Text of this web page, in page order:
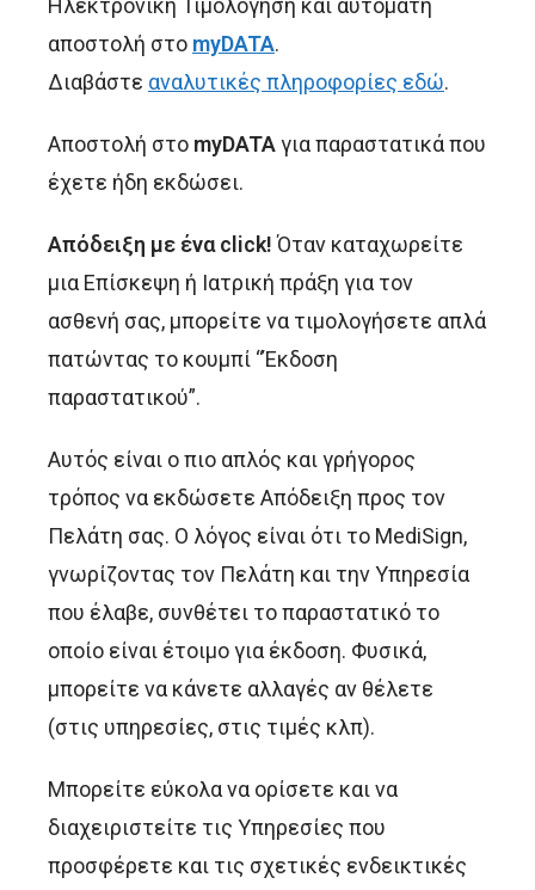
Ηλεκτρονική Τιμολόγηση και αυτόματη
αποστολή στο myDATA.
Διαβάστε αναλυτικές πληροφορίες εδώ.
Αποστολή στο myDATAγια παραστατικά που
έχετε ήδη εκδώσει.
Απόδειξη με ένα click!Όταν καταχωρείτε
μια Επίσκεψη ή Ιατρική πράξη για τον
ασθενή σας, μπορείτε να τιμολογήσετε απλά
πατώντας το κουμπί “Έκδοση
παραστατικού”.
Αυτός είναι ο πιο απλός και γρήγορος
τρόπος να εκδώσετε Απόδειξη προς τον
Πελάτη σας. Ο λόγος είναι ότι το MediSign,
γνωρίζοντας τον Πελάτη και την Υπηρεσία
που έλαβε, συνθέτει το παραστατικό το
οποίο είναι έτοιμο για έκδοση. Φυσικά,
μπορείτε να κάνετε αλλαγές αν θέλετε
(στις υπηρεσίες, στις τιμές κλπ).
Μπορείτε εύκολα να ορίσετε και να
διαχειριστείτε τις Υπηρεσίες που
προσφέρετε και τις σχετικές ενδεικτικές